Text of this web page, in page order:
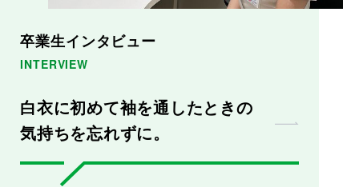
卒業生インタビュー
INTERVIEW
白衣に初めて袖を通したときの
気持ちを忘れずに。